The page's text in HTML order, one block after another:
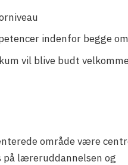
indenfor begge
vil blive budt
område være
læreruddannelsen og